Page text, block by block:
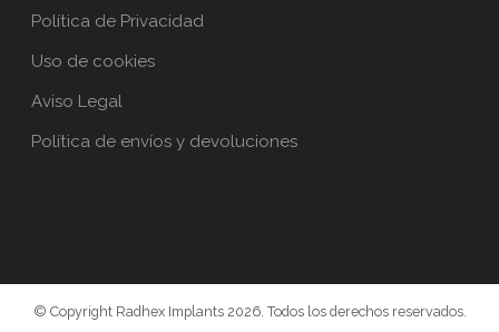
Política de Privacidad
Uso de cookies
Aviso Legal
Política de envíos y devoluciones
© Copyright Radhex Implants 2026. Todos los derechos reservados.